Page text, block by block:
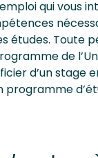
qui vous
études. Toute
de
d’un stage
programme